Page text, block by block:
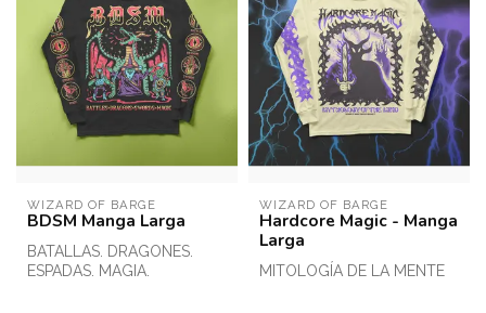
WIZARD OF BARGE
BDSM Manga Larga
BATALLAS. DRAGONES.
ESPADAS. MAGIA.
WIZARD OF BARGE
Hardcore Magic - Manga
Larga
MITOLOGÍA DE LA MENTE